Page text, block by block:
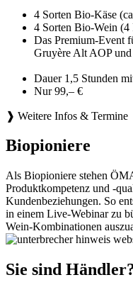
4 Sorten Bio-Käse
4 Sorten Bio-Wein (4
Das Premium-Event
Gruyère Alt AOP
Dauer 1,5 Stunden
Nur 99,– €
❱ Weitere Infos & Termine
Biopioniere
Als Biopioniere stehen
Produktkompetenz und -
Kundenbeziehungen. So
in einem Live-Webinar zu
Wein-Kombinationen
Sie sind